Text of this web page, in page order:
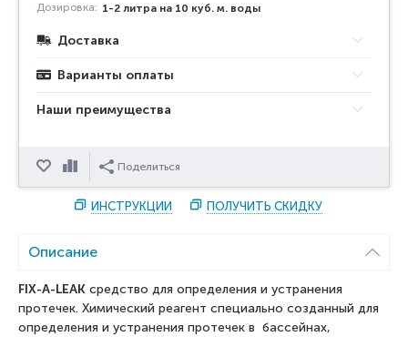
Дозировка: 1-2 литра на 10 куб. м. воды
Доставка
Варианты оплаты
Наши преимущества
ОтложитьСравнитьПоделиться
ИНСТРУКЦИИ ПОЛУЧИТЬ СКИДКУ
Описание
FIX-A-LEAK средство для определения и устранения
протечек. Химический реагент специально созданный для
определения и устранения протечек в бассейнах,